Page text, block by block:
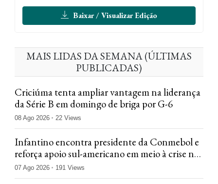
Baixar / Visualizar Edição
MAIS LIDAS DA SEMANA (ÚLTIMAS
PUBLICADAS)
Criciúma tenta ampliar vantagem na liderança
da Série B em domingo de briga por G-6
08 Ago 2026 22 Views
Infantino encontra presidente da Conmebol e
reforça apoio sul-americano em meio à crise na
Fifa
07 Ago 2026 191 Views